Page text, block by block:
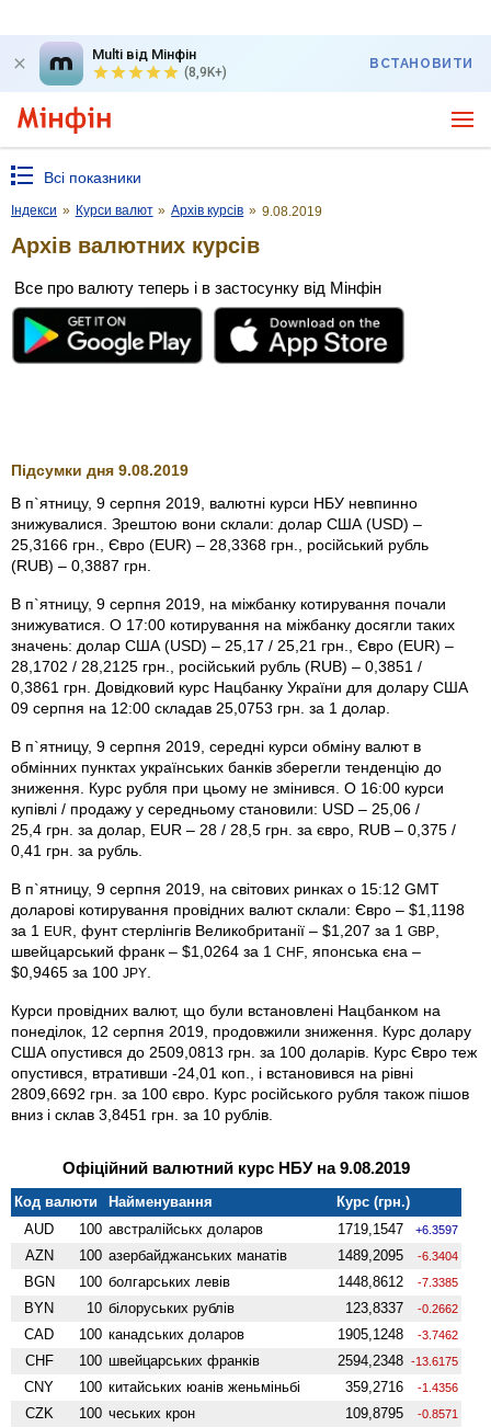
Multi від Мінфін
(8,9K+)
ВСТАНОВИТИ
Всі показники
Індекси » Курси валют » Архів курсів » 9.08.2019
Архів валютних курсів
Все про валюту теперь і в застосунку від Мінфін
Підсумки дня 9.08.2019
В п`ятницу, 9 серпня 2019, валютні курси НБУ невпинно
знижувалися. Зрештою вони склали: долар США (USD) –
25,3166 грн., Євро (EUR) – 28,3368 грн., російський рубль
(RUB) – 0,3887 грн.
В п`ятницу, 9 серпня 2019, на міжбанку котирування почали
знижуватися. О 17:00 котирування на міжбанку досягли таких
значень: долар США (USD) – 25,17 / 25,21 грн., Євро (EUR) –
28,1702 / 28,2125 грн., російський рубль (RUB) – 0,3851 /
0,3861 грн. Довідковий курс Нацбанку України для долару США
09 серпня на 12:00 складав 25,0753 грн. за 1 долар.
В п`ятницу, 9 серпня 2019, середні курси обміну валют в
обмінних пунктах українських банків зберегли тенденцію до
зниження. Курс рубля при цьому не змінився. О 16:00 курси
купівлі / продажу у середньому становили: USD – 25,06 /
25,4 грн. за долар, EUR – 28 / 28,5 грн. за євро, RUB – 0,375 /
0,41 грн. за рубль.
В п`ятницу, 9 серпня 2019, на світових ринках о 15:12 GMT
доларові котирування провідних валют склали: Євро – $1,1198
за 1 EUR , фунт стерлінгів Велико­британії – $1,207 за 1 GBP
швейцарський франк – $1,0264 за 1 CHF , японська єна –
$0,9465 за 100 JPY
Курси провідних валют, що були встановлені Нацбанком на
понеділок, 12 серпня 2019, продовжили зниження. Курс долару
США опустився до 2509,0813 грн. за 100 доларів. Курс Євро теж
опустився, втративши -24,01 коп., і встановився на рівні
2809,6692 грн. за 100 євро. Курс російського рубля також пішов
вниз і склав 3,8451 грн. за 10 рублів.
Офіційний валютний курс НБУ на 9.08.2019
Код валюти Найменування
Курс (грн.)
AUD
100 австралійськх доларов 1719,1547 +6.3597
AZN 100 азербайджанських манатів 1489,2095 -6.3404
BGN 100 болгарських левів 1448,8612 -7.3385
BYN 10 білоруських рублів 123,8337 -0.2662
CAD 100 канадських доларов 1905,1248 -3.7462
CHF 100 швейцарських франків 2594,2348 -13.6175
CNY 100 китайських юанів женьмiньбi 359,2716 -1.4356
CZK 100 чеських крон 109,8795 -0.8571